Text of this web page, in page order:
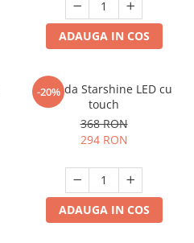
ADAUGA IN COS
-20%
Oglinda Starshine LED cu
touch
368 RON
294 RON
ADAUGA IN COS